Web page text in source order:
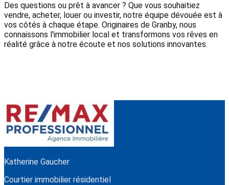
Des questions ou prêt à avancer ? Que vous souhaitiez
vendre, acheter, louer ou investir, notre équipe dévouée est à
vos côtés à chaque étape. Originaires de Granby, nous
connaissons l'immobilier local et transformons vos rêves en
réalité grâce à notre écoute et nos solutions innovantes.
Katherine Gaucher
Courtier immobilier résidentiel